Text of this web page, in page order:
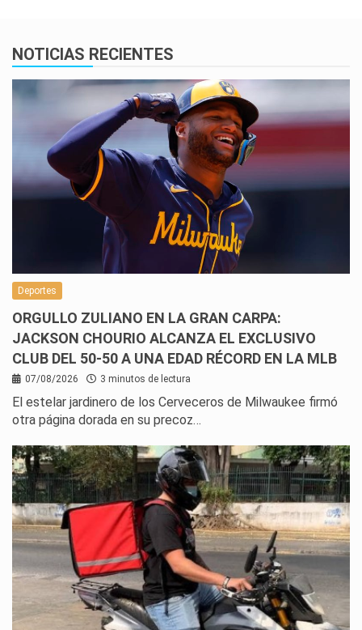
NOTICIAS RECIENTES
Deportes
ORGULLO ZULIANO EN LA GRAN CARPA:
JACKSON CHOURIO ALCANZA EL EXCLUSIVO
CLUB DEL 50-50 A UNA EDAD RÉCORD EN LA MLB
07/08/2026 3 minutos de lectura
El estelar jardinero de los Cerveceros de Milwaukee firmó
otra página dorada en su precoz…